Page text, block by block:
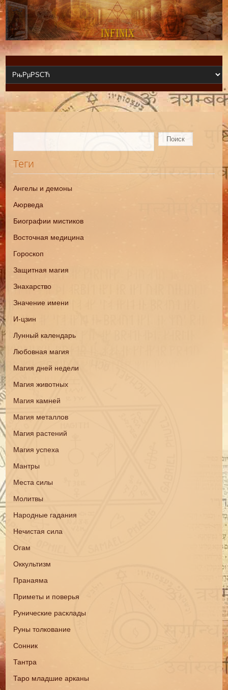
Теги
Ангелы и демоны
Аюрведа
Биографии мистиков
Восточная медицина
Гороскоп
Защитная магия
Знахарство
Значение имени
И-цзин
Лунный календарь
Любовная магия
Магия дней недели
Магия животных
Магия камней
Магия металлов
Магия растений
Магия успеха
Мантры
Места силы
Молитвы
Народные гадания
Нечистая сила
Огам
Оккультизм
Пранаяма
Приметы и поверья
Рунические расклады
Руны толкование
Сонник
Тантра
Таро младшие арканы